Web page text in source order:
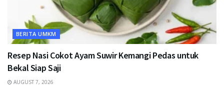
BERITA UMKM
Resep Nasi Cokot Ayam Suwir Kemangi Pedas untuk
Bekal Siap Saji
AUGUST 7, 2026